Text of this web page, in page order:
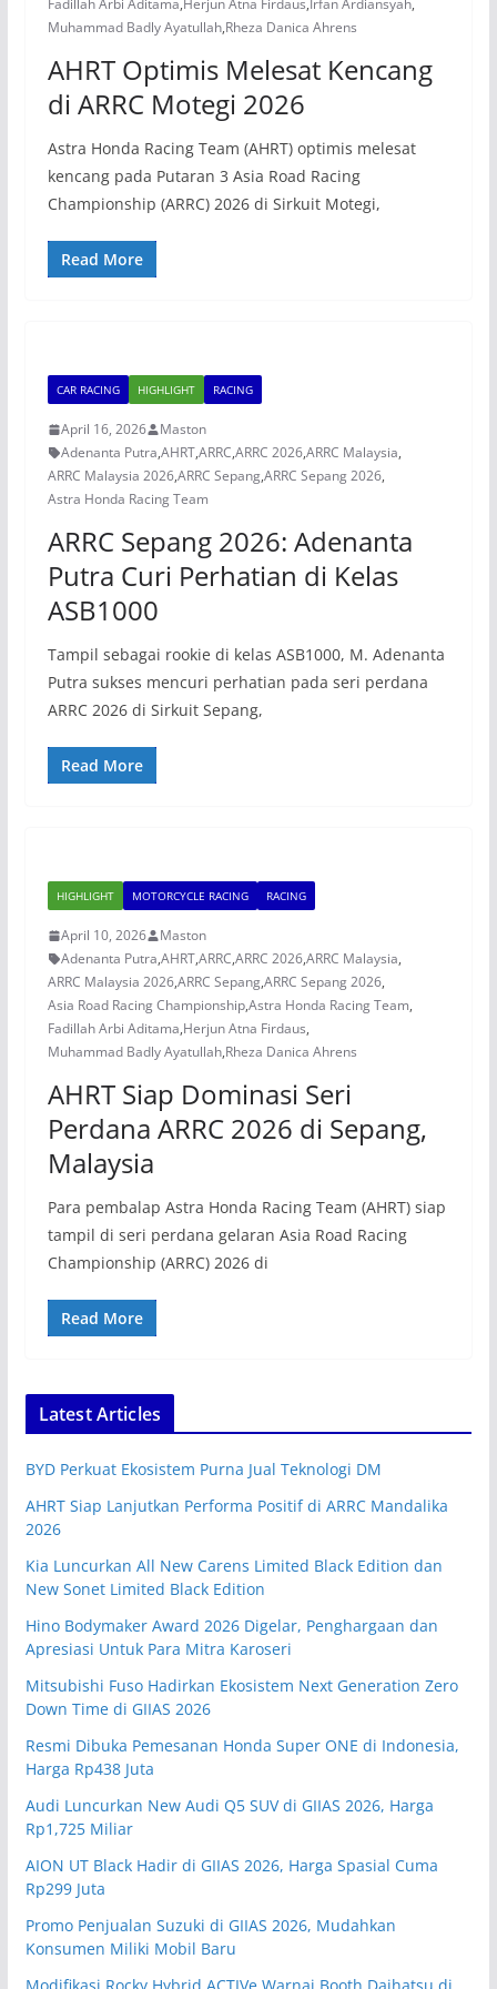
Fadillah Arbi Aditama,Herjun Atna Firdaus, Irfan Ardiansyah,
Muhammad Badly Ayatullah,Rheza Danica Ahrens
AHRT Optimis Melesat Kencang
di ARRC Motegi 2026
Astra Honda Racing Team (AHRT) optimis melesat
kencang pada Putaran 3 Asia Road Racing
Championship (ARRC) 2026 di Sirkuit Motegi,
Read More
CAR RACING HIGHLIGHT RACING
April 16, 2026
Maston
Adenanta Putra,AHRT,ARRC,ARRC 2026,ARRC Malaysia,
ARRC Malaysia 2026,ARRC Sepang,ARRC Sepang 2026,
Astra Honda Racing Team
ARRC Sepang 2026: Adenanta
Putra Curi Perhatian di Kelas
ASB1000
Tampil sebagai rookie di kelas ASB1000, M. Adenanta
Putra sukses mencuri perhatian pada seri perdana
ARRC 2026 di Sirkuit Sepang,
Read More
HIGHLIGHT MOTORCYCLE RACING RACING
April 10, 2026
Maston
Adenanta Putra,AHRT,ARRC,ARRC 2026,ARRC Malaysia,
ARRC Malaysia 2026,ARRC Sepang,ARRC Sepang 2026,
Asia Road Racing Championship,Astra Honda Racing Team,
Fadillah Arbi Aditama,Herjun Atna Firdaus,
Muhammad Badly Ayatullah,Rheza Danica Ahrens
AHRT Siap Dominasi Seri
Perdana ARRC 2026 di Sepang,
Malaysia
Para pembalap Astra Honda Racing Team (AHRT) siap
tampil di seri perdana gelaran Asia Road Racing
Championship (ARRC) 2026 di
Read More
Latest Articles
BYD Perkuat Ekosistem Purna Jual Teknologi DM
AHRT Siap Lanjutkan Performa Positif di ARRC Mandalika
2026
Kia Luncurkan All New Carens Limited Black Edition dan
New Sonet Limited Black Edition
Hino Bodymaker Award 2026 Digelar, Penghargaan dan
Apresiasi Untuk Para Mitra Karoseri
Mitsubishi Fuso Hadirkan Ekosistem Next Generation Zero
Down Time di GIIAS 2026
Resmi Dibuka Pemesanan Honda Super ONE di Indonesia,
Harga Rp438 Juta
Audi Luncurkan New Audi Q5 SUV di GIIAS 2026, Harga
Rp1,725 Miliar
AION UT Black Hadir di GIIAS 2026, Harga Spasial Cuma
Rp299 Juta
Promo Penjualan Suzuki di GIIAS 2026, Mudahkan
Konsumen Miliki Mobil Baru